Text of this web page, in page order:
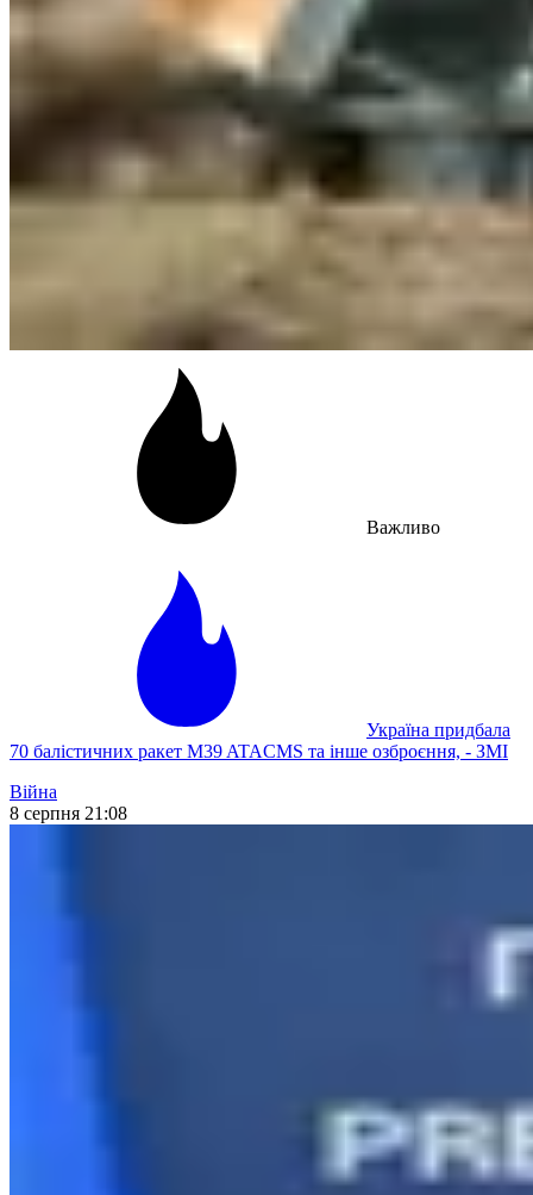
Важливо
Україна придбала
70 балістичних ракет M39 ATACMS та інше озброєння, - ЗМІ
Війна
8 серпня 21:08